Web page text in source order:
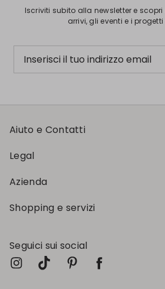
Iscriviti subito alla newsletter e
arrivi, gli eventi e i
Inserisci il tuo indirizzo email
Aiuto e Contatti
Legal
Azienda
Shopping e servizi
Seguici sui social